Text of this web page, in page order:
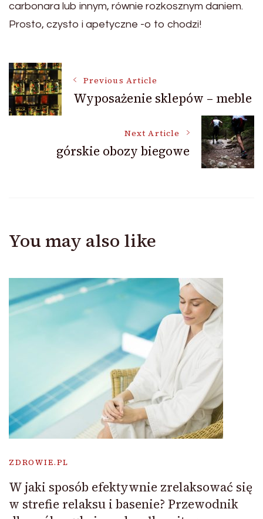
carbonara lub innym, równie rozkosznym daniem.
Prosto, czysto i apetyczne -o to chodzi!
Post
Navigation
Previous Article
Wyposażenie sklepów – meble
Next Article
górskie obozy biegowe
You may also like
ZDROWIE.PL
W jaki sposób efektywnie zrelaksować się
w strefie relaksu i basenie? Przewodnik